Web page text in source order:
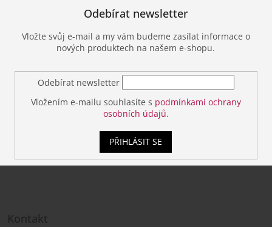
Odebírat newsletter
Vložte svůj e-mail a my vám budeme zasílat informace o
nových produktech na našem e-shopu.
Odebírat newsletter
Vložením e-mailu souhlasíte s podmínkami ochrany
osobních údajů.
PŘIHLÁSIT SE
Kontakt